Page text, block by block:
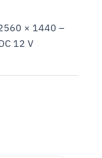
× 1440 –
12 V